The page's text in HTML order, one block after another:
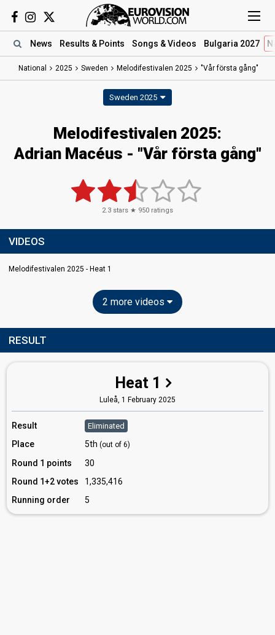
News Results & Points Songs & Videos Bulgaria 2027
National 2025 Sweden Melodifestivalen 2025 "Vår första gång"
Sweden 2025
Melodifestivalen 2025:
Adrian Macéus - "Vår första gång"
2.3 stars ★ 950 ratings
VIDEOS
Melodifestivalen 2025 - Heat 1
2 more videos
RESULT
Heat 1
Luleå, 1 February 2025
Result Eliminated
Place 5th (out of 6)
Round 1 points
30
Round 1+2 votes
1,335,416
Running order
5